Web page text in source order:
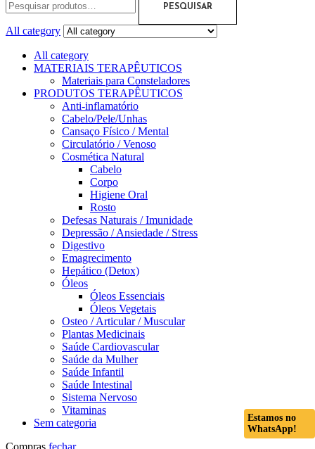
PESQUISAR
All category
All category
MATERIAIS TERAPÊUTICOS
Materiais para Consteladores
PRODUTOS TERAPÊUTICOS
Anti-inflamatório
Cabelo/Pele/Unhas
Cansaço Físico / Mental
Circulatório / Venoso
Cosmética Natural
Cabelo
Corpo
Higiene Oral
Rosto
Defesas Naturais / Imunidade
Depressão / Ansiedade / Stress
Digestivo
Emagrecimento
Hepático (Detox)
Óleos
Óleos Essenciais
Óleos Vegetais
Osteo / Articular / Muscular
Plantas Medicinais
Saúde Cardiovascular
Saúde da Mulher
Saúde Infantil
Saúde Intestinal
Sistema Nervoso
Vitaminas
Sem categoria
Estamos no
WhatsApp!